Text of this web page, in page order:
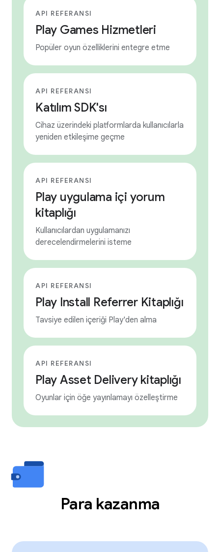
API REFERANSI
Play Games Hizmetleri
Popüler oyun özelliklerini entegre etme
API REFERANSI
Katılım SDK'sı
Cihaz üzerindeki platformlarda kullanıcılarla
yeniden etkileşime geçme
API REFERANSI
Play uygulama içi yorum
kitaplığı
Kullanıcılardan uygulamanızı
derecelendirmelerini isteme
API REFERANSI
Play Install Referrer Kitaplığı
Tavsiye edilen içeriği Play'den alma
API REFERANSI
Play Asset Delivery kitaplığı
Oyunlar için öğe yayınlamayı özelleştirme
Para kazanma